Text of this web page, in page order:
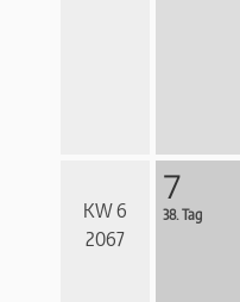
KW 6
2067
7
38. Tag